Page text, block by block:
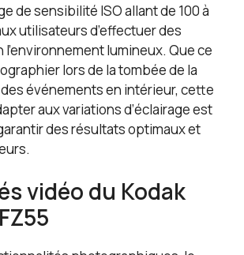
de sensibilité ISO allant de 100 à
utilisateurs d’effectuer des
lumineux. Que ce
lors de la tombée de la
événements en intérieur, cette
aux variations d’éclairage est
des résultats optimaux et
vidéo du Kodak